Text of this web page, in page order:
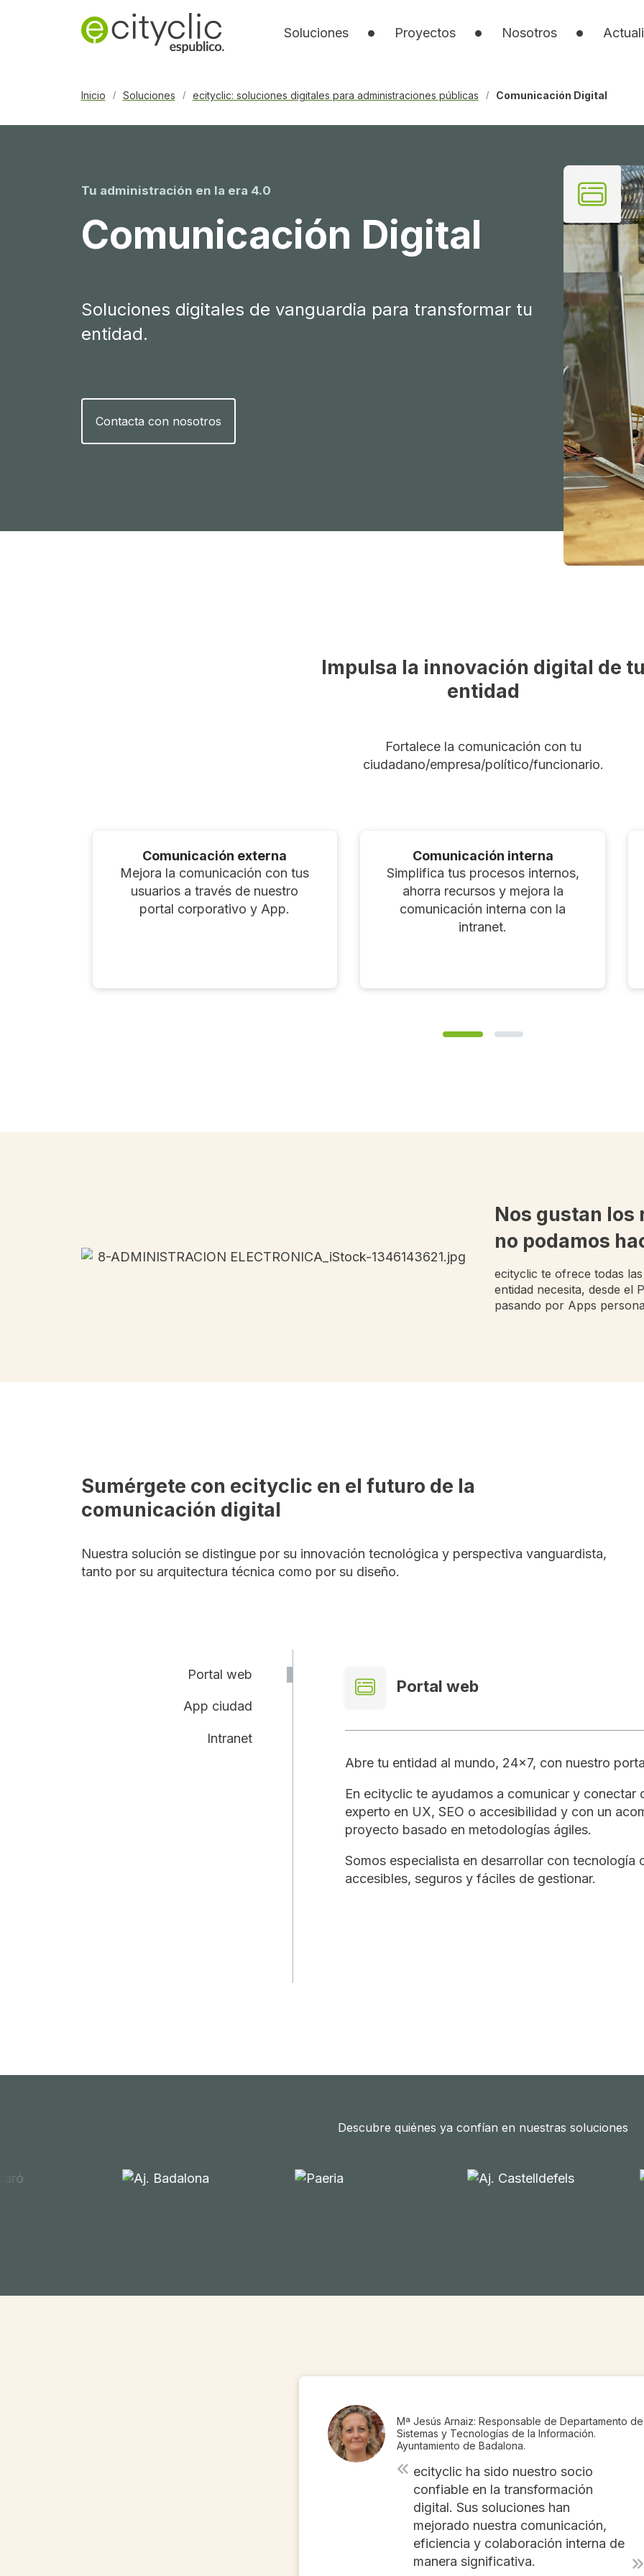
Soluciones Proyectos Nosotros
Inicio / Soluciones / ecityclic: soluciones digitales para administraciones públicas / Comunicación Digital
Tu administración en la era 4.0
Comunicación Digital
Soluciones digitales de vanguardia para transformar tu
entidad.
Contacta con nosotros
Impulsa la innovación digital de tu
entidad
Fortalece la comunicación con tu
ciudadano/empresa/político/funcionario.
Comunicación externa
Mejora la comunicación con tus
usuarios a través de nuestro
portal corporativo y App.
Comunicación interna
Simplifica tus procesos internos,
ahorra recursos y mejora la
comunicación interna con la
intranet.
Slide 1 Slide
Nos gustan los
no podamos
ecityclic te ofrece todas
entidad necesita, desde el
pasando por Apps
Sumérgete con ecityclic en el futuro de la
comunicación digital
Nuestra solución se distingue por su innovación tecnológica y perspectiva vanguardista,
tanto por su arquitectura técnica como por su diseño.
Portal web
App ciudad
Intranet
Portal web
Abre tu entidad al mundo, 24x7, con nuestro
En ecityclic te ayudamos a comunicar y
experto en UX, SEO o accesibilidad y con un
proyecto basado en metodologías ágiles.
Somos especialista en desarrollar con
accesibles, seguros y fáciles de gestionar.
Descubre quiénes ya confían en nuestras soluciones
Mª Jesús Arnaiz: Responsable de Departamento de
Sistemas y Tecnologías de la Información.
Ayuntamiento de Badalona.
ecityclic ha sido nuestro socio
confiable en la transformación
digital. Sus soluciones han
mejorado nuestra comunicación,
eficiencia y colaboración interna de
manera significativa.